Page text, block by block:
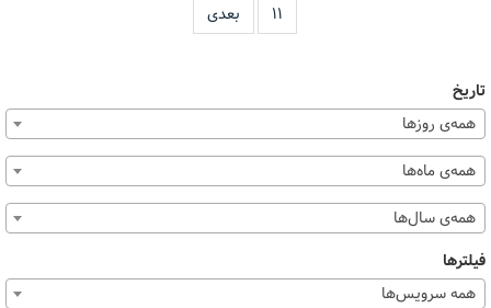
۱۱ بعدی
تاریخ
همه‌ی روزها
همه‌ی ماه‌ها
همه‌ی سال‌ها
فیلترها
همه سرویس‌ها